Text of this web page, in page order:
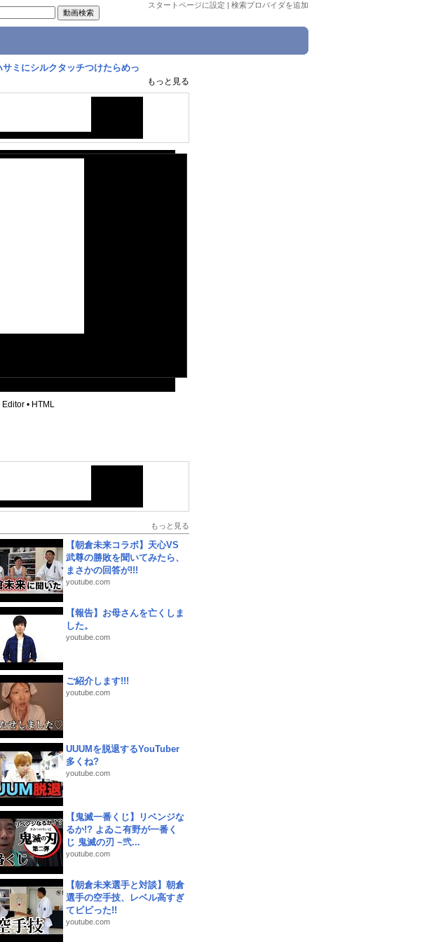
スタートページに設定 | 検索プロバイダを追加
サミにシルクタッチつけたらめっ
もっと見る
Editor • HTML
もっと見る
【朝倉未来コラボ】天心VS
武尊の勝敗を聞いてみたら、
まさかの回答が!!!
youtube.com
【報告】お母さんを亡くしま
した。
youtube.com
ご紹介します!!!
youtube.com
UUUMを脱退するYouTuber
多くね?
youtube.com
【鬼滅一番くじ】リベンジな
るか!? よゐこ有野が一番く
じ 鬼滅の刃 ~弐...
youtube.com
【朝倉未来選手と対談】朝倉
選手の空手技、レベル高すぎ
てビビった!!
youtube.com